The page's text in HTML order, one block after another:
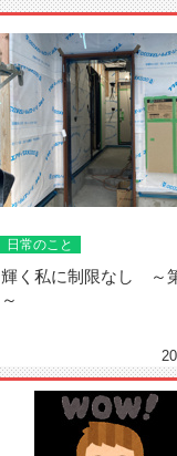
日常のこと
輝く私に制限なし ～
～